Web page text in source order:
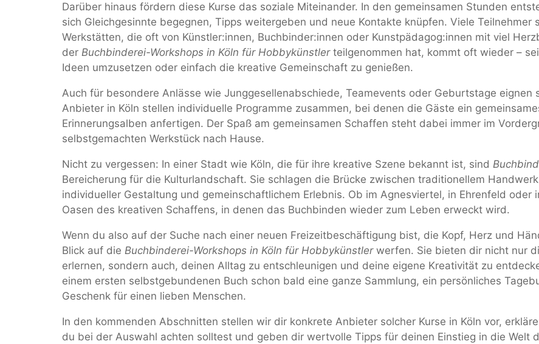
Darüber hinaus fördern diese Kurse das soziale Miteinander. In den gemeinsamen Stunden
sich Gleichgesinnte begegnen, Tipps weitergeben und neue Kontakte knüpfen. Viele
Werkstätten, die oft von Künstler:innen, Buchbinder:innen oder Kunstpädagog:innen mit viel
der Buchbinderei-Workshops in Köln für Hobbykünstlerteilgenommen hat, kommt oft wieder –
Ideen umzusetzen oder einfach die kreative Gemeinschaft zu genießen.
Auch für besondere Anlässe wie Junggesellenabschiede, Teamevents oder Geburtstage eignen
Anbieter in Köln stellen individuelle Programme zusammen, bei denen die Gäste ein
Erinnerungsalben anfertigen. Der Spaß am gemeinsamen Schaffen steht dabei immer im
selbstgemachten Werkstück nach Hause.
Nicht zu vergessen: In einer Stadt wie Köln, die für ihre kreative Szene bekannt ist, sind
Bereicherung für die Kulturlandschaft. Sie schlagen die Brücke zwischen traditionellem
individueller Gestaltung und gemeinschaftlichem Erlebnis. Ob im Agnesviertel, in Ehrenfeld
Oasen des kreativen Schaffens, in denen das Buchbinden wieder zum Leben erweckt wird.
Wenn du also auf der Suche nach einer neuen Freizeitbeschäftigung bist, die Kopf, Herz und
Blick auf die Buchbinderei-Workshops in Köln für Hobbykünstlerwerfen. Sie bieten dir nicht nur
erlernen, sondern auch, deinen Alltag zu entschleunigen und deine eigene Kreativität zu
einem ersten selbstgebundenen Buch schon bald eine ganze Sammlung, ein persönliches
Geschenk für einen lieben Menschen.
In den kommenden Abschnitten stellen wir dir konkrete Anbieter solcher Kurse in Köln vor,
du bei der Auswahl achten solltest und geben dir wertvolle Tipps für deinen Einstieg in die Welt